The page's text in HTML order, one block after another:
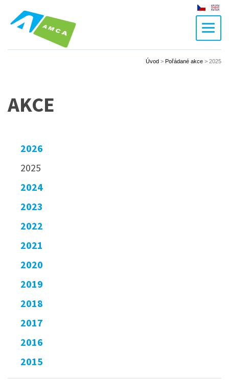
Czech
Úvod > Pořádané akce > 2025
AKCE
2026
2025
2024
2023
2022
2021
2020
2019
2018
2017
2016
2015